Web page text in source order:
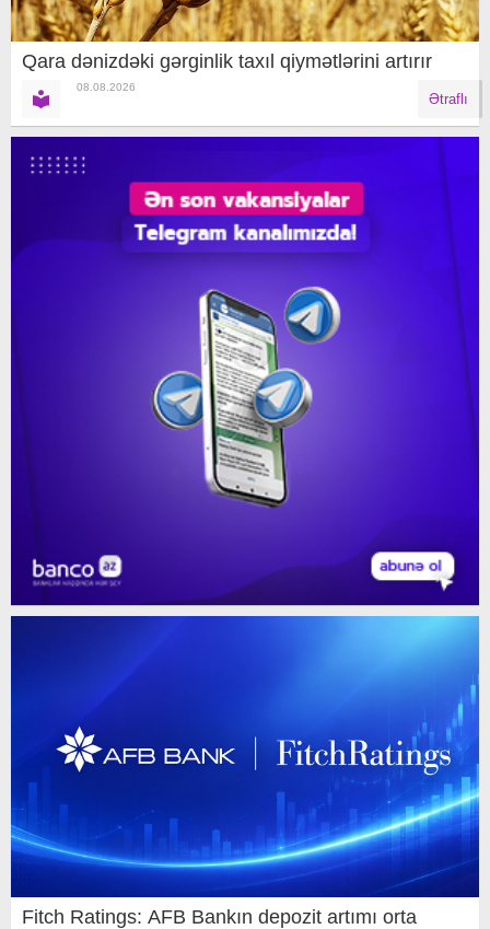
Qara dənizdəki gərginlik taxıl qiymətlərini artırır
08.08.2026
Ətraflı
Fitch Ratings: AFB Bankın depozit artımı orta